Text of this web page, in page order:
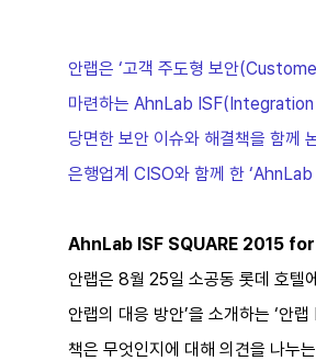
안랩은 ‘고객 주도형 보안
마련하는 AhnLab ISF(Integration
당면한 보안 이슈와 해결책을 함께
은행업계 CISO와 함께 한
AhnLab ISF SQUARE 2015
안랩은 8월 25일 소공동 롯데 호
안랩의 대응 방안’을 소개하는 ‘안
책은 무엇인지에 대해 의견을 나누